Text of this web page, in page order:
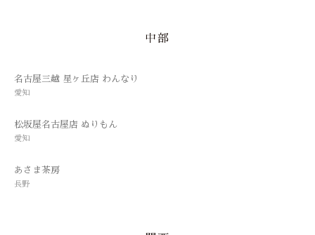
中部
名古屋三越 星ヶ丘店 わんなり
愛知
松坂屋名古屋店 ぬりもん
愛知
あさま茶房
長野